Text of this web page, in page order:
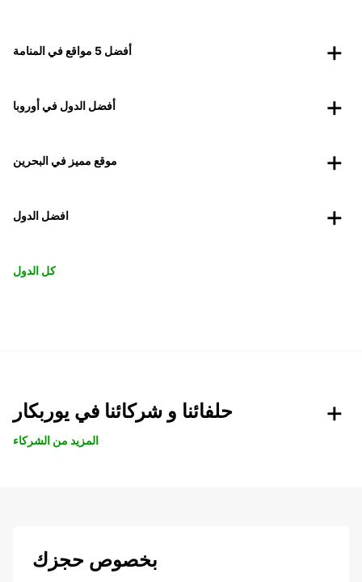
أفضل 5 مواقع في المنامة
أفضل الدول في أوروبا
موقع مميز في البحرين
افضل الدول
كل الدول
حلفائنا و شركائنا في يوربكار
المزيد من الشركاء
بخصوص حجزك